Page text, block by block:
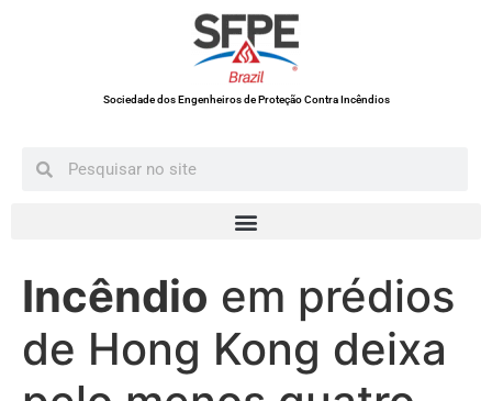
Sociedade dos Engenheiros de Proteção Contra Incêndios
Incêndio em prédios
de Hong Kong deixa